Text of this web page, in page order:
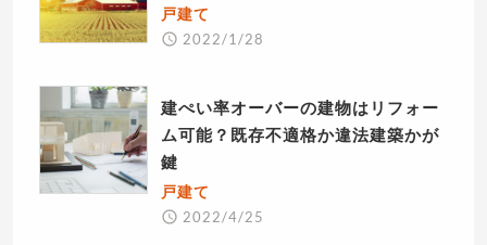
戸建て
2022/1/28
建ぺい率オーバーの建物はリフォー
ム可能？既存不適格か違法建築かが
鍵
戸建て
2022/4/25